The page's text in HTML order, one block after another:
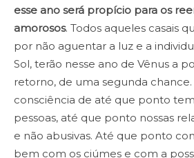
esse ano será propício para os
amorosos. Todos aqueles casais
por não aguentar a luz e a
Sol, terão nesse ano de Vênus a
retorno, de uma segunda
consciência de até que ponto
pessoas, até que ponto nossas
e não abusivas. Até que ponto
bem com os ciúmes e com a